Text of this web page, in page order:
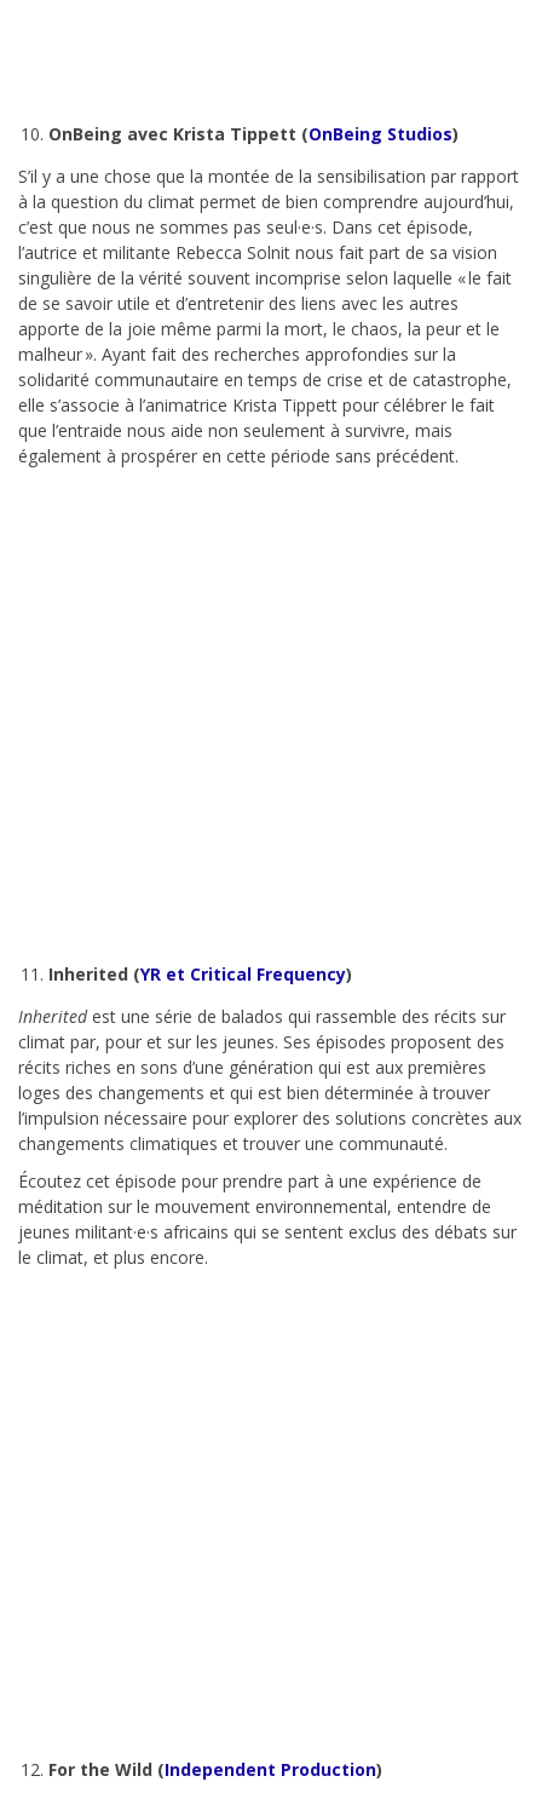
OnBeing avec Krista Tippett (OnBeing Studios)
S’il y a une chose que la montée de la sensibilisation par rapport
à la question du climat permet de bien comprendre aujourd’hui,
c’est que nous ne sommes pas seul·e·s. Dans cet épisode,
l’autrice et militante Rebecca Solnit nous fait part de sa vision
singulière de la vérité souvent incomprise selon laquelle « le fait
de se savoir utile et d’entretenir des liens avec les autres
apporte de la joie même parmi la mort, le chaos, la peur et le
malheur ». Ayant fait des recherches approfondies sur la
solidarité communautaire en temps de crise et de catastrophe,
elle s’associe à l’animatrice Krista Tippett pour célébrer le fait
que l’entraide nous aide non seulement à survivre, mais
également à prospérer en cette période sans précédent.
Inherited (YR et Critical Frequency)
Inheritedest une série de balados qui rassemble des récits sur
climat par, pour et sur les jeunes. Ses épisodes proposent des
récits riches en sons d’une génération qui est aux premières
loges des changements et qui est bien déterminée à trouver
l’impulsion nécessaire pour explorer des solutions concrètes aux
changements climatiques et trouver une communauté.
Écoutez cet épisode pour prendre part à une expérience de
méditation sur le mouvement environnemental, entendre de
jeunes militant·e·s africains qui se sentent exclus des débats sur
le climat, et plus encore.
For the Wild (Independent Production)